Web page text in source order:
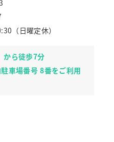
（日曜定休）
から徒歩7分
車場番号 8番をご利用